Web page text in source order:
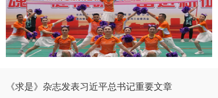
鼓劲。
《求是》杂志发表习近平总书记重要文章